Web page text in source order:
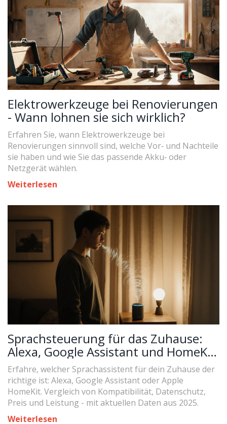
Elektrowerkzeuge bei Renovierungen
- Wann lohnen sie sich wirklich?
Erfahren Sie, wann Elektrowerkzeuge bei
Renovierungen sinnvoll sind, welche Vor‑ und Nachteile
sie haben und wie Sie das passende Akku‑ oder
Netzgerät wählen.
Weiterlesen
Sprachsteuerung für das Zuhause:
Alexa, Google Assistant und HomeKit
im Vergleich
Erfahre, welcher Sprachassistent für dein Zuhause der
richtige ist: Alexa, Google Assistant oder Apple
HomeKit. Vergleich von Kompatibilität, Datenschutz,
Preis und Leistung - mit aktuellen Daten aus 2025.
Weiterlesen